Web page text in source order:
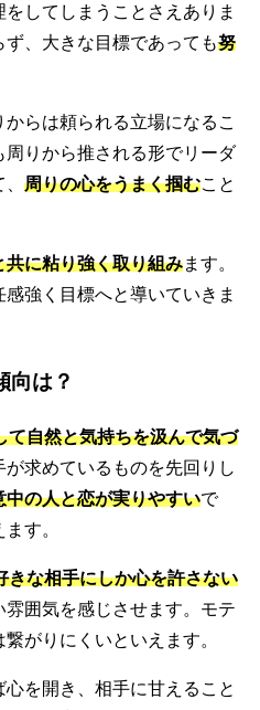
してしまうことさえありま
、大きな目標であっても努
らは頼られる立場になるこ
周りから推される形でリーダ
周りの心をうまく掴む こと
共に粘り強く取り組みます。
強く目標へと導いていきま
向は？
て自然と気持ちを汲んで気づ
が求めているものを先回りし
中の人と恋が実りやすいで
す。
きな相手にしか心を許さない
囲気を感じさせます。モテ
がりにくいといえます。
を開き、相手に甘えること